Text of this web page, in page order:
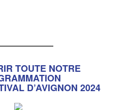
TOUTE NOTRE
D’AVIGNON 2024